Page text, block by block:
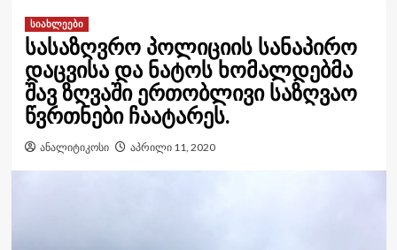
სიახლეები
სასაზღვრო პოლიციის სანაპირო
დაცვისა და ნატოს ხომალდებმა
შავ ზღვაში ერთობლივი საზღვაო
წვრთნები ჩაატარეს.
ანალიტიკოსი აპრილი 11, 2020